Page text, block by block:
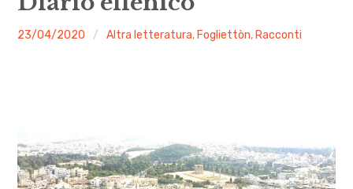
Numeri
Contatti
Archivio
malgrado
23/04/2020 Altra letteratura, Fogliettòn, Racconti